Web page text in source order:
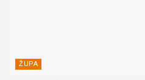
ŽUPA